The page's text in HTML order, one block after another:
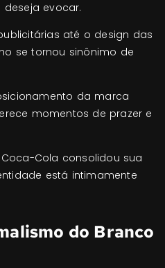
evocar.
até o design das
se tornou sinônimo de
da marca
momentos de prazer e
Cola consolidou sua
está intimamente
do Branco